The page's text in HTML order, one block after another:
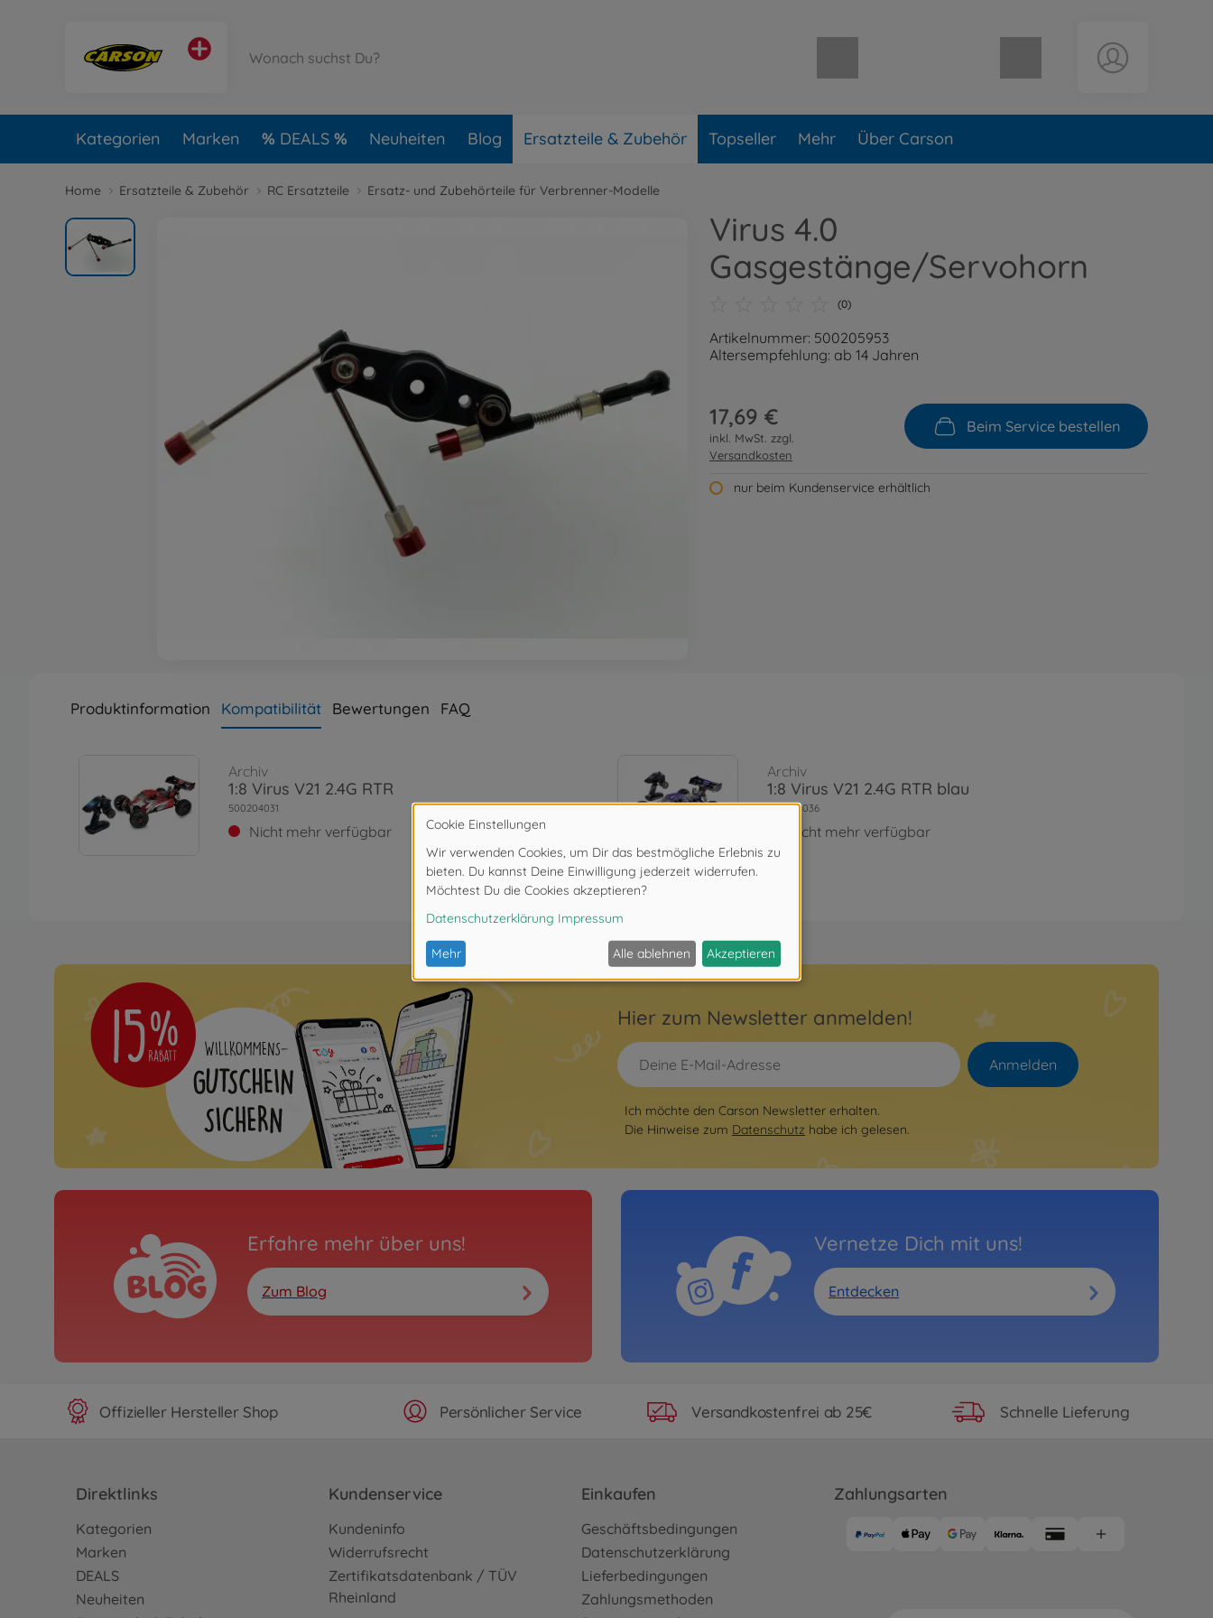
Warenkorb leer
Kategorien Marken DEALS Neuheiten Blog Ersatzteile & Zubehör Topseller Mehr Über Carson
Home Ersatzteile & Zubehör RC Ersatzteile Ersatz- und Zubehörteile für Verbrenner-Modelle
Virus 4.0
Gasgestänge/Servohorn
(0)
Artikelnummer: 500205953
Altersempfehlung: ab 14 Jahren
17,69 €
inkl. MwSt. zzgl.
Versandkosten
Beim Service bestellen
nur beim Kundenservice erhältlich
Produktinformation Kompatibilität Bewertungen FAQ
Archiv
1:8 Virus V21 2.4G RTR
500204031
Nicht mehr verfügbar
Archiv
1:8 Virus V21 2.4G RTR blau
500204036
Nicht mehr verfügbar
Hier zum Newsletter anmelden!
Anmelden
Ich möchte den Carson Newsletter erhalten.
Die Hinweise zum Datenschutz habe ich gelesen.
Erfahre mehr über uns!
Zum Blog
Vernetze Dich mit uns!
Entdecken
Offizieller Hersteller Shop Persönlicher Service Versandkostenfrei ab 25€ Schnelle Lieferung
Direktlinks
Kategorien
Marken
DEALS
Neuheiten
Kundenservice
Kundeninfo
Widerrufsrecht
Zertifikatsdatenbank / TÜV
Rheinland
Einkaufen
Geschäftsbedingungen
Datenschutzerklärung
Lieferbedingungen
Zahlungsmethoden
Zahlungsarten